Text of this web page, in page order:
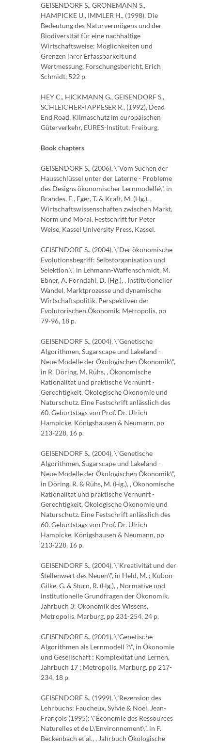
GEISENDORF S., GRONEMANN S.,
HAMPICKE U., IMMLER H., (1998), Die
Bedeutung des Naturvermögens und der
Biodiversität für eine nachhaltige
Wirtschaftsweise: Möglichkeiten und
Grenzen ihrer Erfassbarkeit und
Wertmessung, Forschungsbericht, Erich
Schmidt, 522 p.
HEY C., HICKMANN G., GEISENDORF S.,
SCHLEICHER-TAPPESER R., (1992), Dead
End Road. Klimaschutz im europäischen
Güterverkehr, EURES-Institut, Freiburg.
Book chapters
GEISENDORF S., (2006), \"Vom Suchen der
Hausschlüssel unter der Laterne - Probleme
des Designs ökonomischer Lernmodelle\", in
Brandes, E., Eger, T. & Kraft, M. (Hg.), ,
Wirtschaftswissenschaften zwischen Markt,
Norm und Moral. Festschrift für Peter
Weise, Kassel University Press, Kassel.
GEISENDORF S., (2004), \"Der ökonomische
Evolutionsbegriff: Selbstorganisation und
Selektion.\", in Lehmann-Waffenschmidt, M.
Ebner, A. Forndahl, D. (Hg.), , Institutioneller
Wandel, Marktprozesse und dynamische
Wirtschaftspolitik. Perspektiven der
Evolutorischen Ökonomik, Metropolis, pp
79-96, 18 p.
GEISENDORF S., (2004), \"Genetische
Algorithmen, Sugarscape und Lakeland -
Neue Modelle der Ökologischen Ökonomik\",
in R. Döring, M. Rühs, , Ökonomische
Rationalität und praktische Vernunft -
Gerechtigkeit, Ökologische Ökonomie und
Naturschutz. Eine Festschrift anlässlich des
60. Geburtstags von Prof. Dr. Ulrich
Hampicke, Königshausen & Neumann, pp
213-228, 16 p.
GEISENDORF S., (2004), \"Genetische
Algorithmen, Sugarscape und Lakeland -
Neue Modelle der Ökologischen Ökonomik\",
in Döring, R. & Rühs, M. (Hg.), , Ökonomische
Rationalität und praktische Vernunft -
Gerechtigkeit, Ökologische Ökonomie und
Naturschutz. Eine Festschrift anlässlich des
60. Geburtstags von Prof. Dr. Ulrich
Hampicke, Königshausen & Neumann, pp
213-228, 16 p.
GEISENDORF S., (2004), \"Kreativität und der
Stellenwert des Neuen\", in Held, M. ; Kubon-
Gilke, G. & Sturn, R. (Hg.), , Normative und
institutionelle Grundfragen der Ökonomik.
Jahrbuch 3: Ökonomik des Wissens,
Metropolis, Marburg, pp 231-254, 24 p.
GEISENDORF S., (2001), \"Genetische
Algorithmen als Lernmodell ?\", in Ökonomie
und Gesellschaft : Komplexität und Lernen,
Jahrbuch 17 ; Metropolis, Marburg, pp 217-
234, 18 p.
GEISENDORF S., (1999), \"Rezension des
Lehrbuchs: Faucheux, Sylvie & Noël, Jean-
François (1995): \"Économie des Ressources
Naturelles et de L\'Environnement\", in F.
Beckenbach et al., , Jahrbuch Ökologische